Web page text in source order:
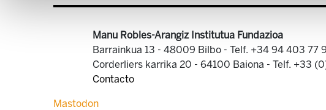
Manu Robles-Arangiz Institutua Fundazioa
Barrainkua 13 - 48009 Bilbo - Telf. +34 94 403 77
Corderliers karrika 20 - 64100 Baiona - Telf. +33
Contacto
Mastodon